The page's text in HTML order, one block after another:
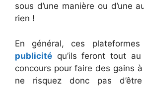
sous d’une manière ou d’une
rien !
En général, ces
publicité qu’ils feront tout
concours pour faire des gains
ne risquez donc pas d’être